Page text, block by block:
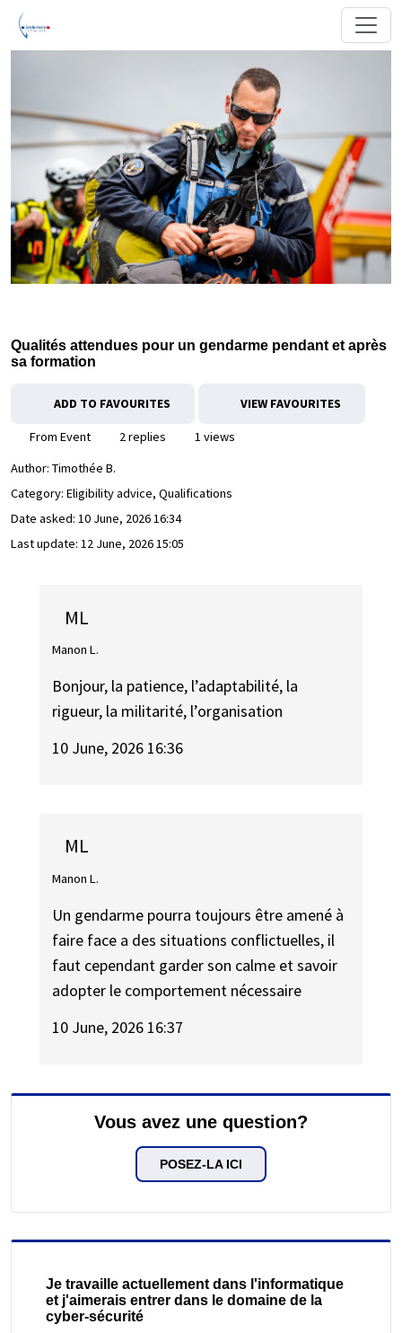
Qualités attendues pour un gendarme pendant et après
sa formation
ADD TO FAVOURITES VIEW FAVOURITES
From Event 2 replies
1 views
Author: Timothée B.
Category: Eligibility advice, Qualifications
Date asked: 10 June, 2026 16:34
Last update: 12 June, 2026 15:05
ML
Manon L.
Bonjour, la patience, l’adaptabilité, la
rigueur, la militarité, l’organisation
10 June, 2026 16:36
ML
Manon L.
Un gendarme pourra toujours être amené à
faire face a des situations conflictuelles, il
faut cependant garder son calme et savoir
adopter le comportement nécessaire
10 June, 2026 16:37
Vous avez une question?
POSEZ-LA ICI
Je travaille actuellement dans l'informatique
et j'aimerais entrer dans le domaine de la
cyber-sécurité